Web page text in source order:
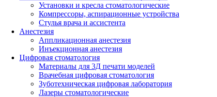
Установки и кресла стоматологические
Компрессоры, аспирационные устройства
Стулья врача и ассистента
Анестезия
Аппликационная анестезия
Инъекционная анестезия
Цифровая стоматология
Материалы для 3Д печати моделей
Врачебная цифровая стоматология
Зуботехническая цифровая лаборатория
Лазеры стоматологические